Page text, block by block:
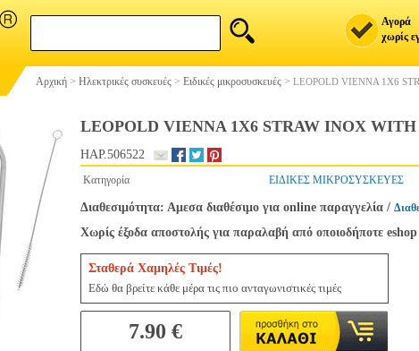
Αγορά
χωρίς
Αρχική > Ηλεκτρικές συσκευές > Ειδικές μικροσυσκευές > LEOPOLD VIENNA 1X6
LEOPOLD VIENNA 1X6 STRAW INOX WITH
HAP.506522
Κατηγορία ΕΙΔΙΚΕΣ ΜΙΚΡΟΣΥΣΚΕΥΕΣ
Διαθεσιμότητα: Αμεσα διαθέσιμο για online παραγγελία /
Χωρίς έξοδα αποστολής για παραλαβή από οποιοδήποτε
Σταθερά Χαμηλές Τιμές!
Εδώ θα βρείτε κάθε μέρα τις πιο ανταγωνιστικές τιμές
7.90 €